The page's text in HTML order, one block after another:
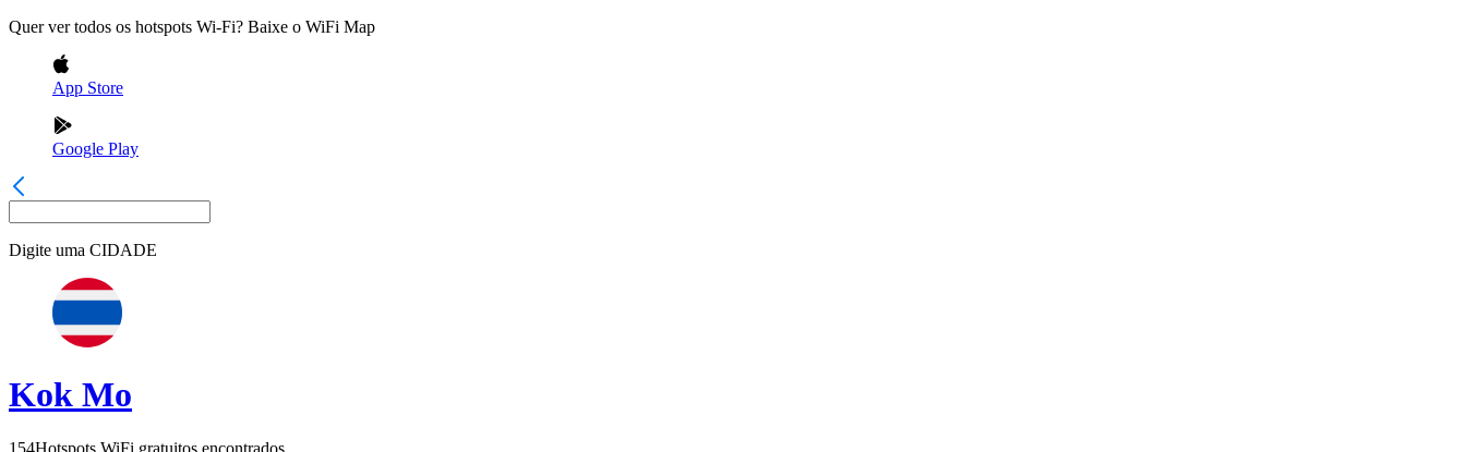
Quer ver todos os hotspots Wi-Fi? Baixe o WiFi Map
App Store
Google Play
Digite uma CIDADE
Kok Mo
154Hotspots WiFi gratuitos encontrados